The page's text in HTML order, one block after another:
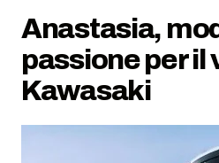
Anastasia,
passione per il
Kawasaki